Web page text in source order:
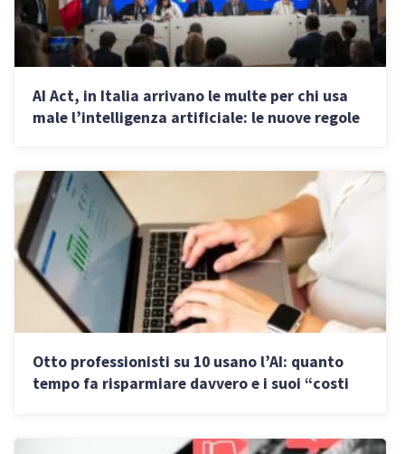
AI Act, in Italia arrivano le multe per chi usa
male l’intelligenza artificiale: le nuove regole
Otto professionisti su 10 usano l’AI: quanto
tempo fa risparmiare davvero e i suoi “costi